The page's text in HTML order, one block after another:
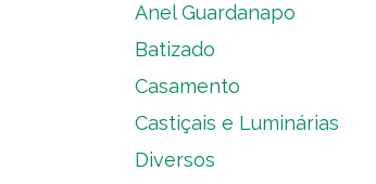
Anel Guardanapo
Batizado
Casamento
Castiçais e Luminárias
Diversos